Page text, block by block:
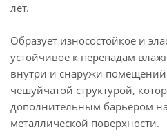
лет.
Образует износостойкое и
устойчивое к перепадам
внутри и снаружи
чешуйчатой структурой,
дополнительным барьером
металлической поверхности.